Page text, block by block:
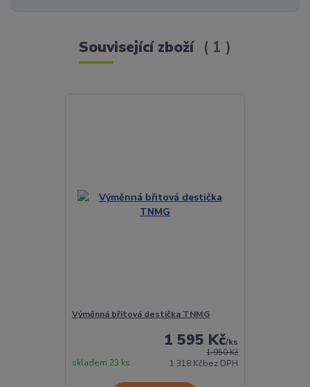
Související zboží 1
Výměnná břitová destička TNMG
1 950 Kč
1 595 Kč/ks
1 318 Kčbez DPH
skladem 23 ks